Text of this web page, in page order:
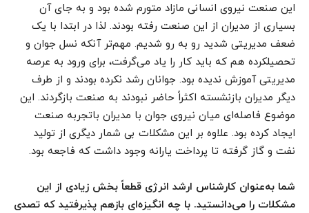
این صنعت نیروی انسانی مازاد متورم شده بود و به جای آن
بسیاری از مدیران از این صنعت رفته بودند. لذا در ابتدا با یک
ضعف مدیریتی شدید رو به رو شدیم. مهم‌تر آنکه نسل جوان و
تحصیلکرده هم که باید کار را یاد می‌گرفت، برای ورود به عرصه
مدیریتی آموزش ندیده بود. جوانان رشد نکرده بودند و از طرف
دیگر مدیران بازنشسته اکثراً حاضر نبودند به صنعت بازگردند. این
موضوع فاصله‌ای میان نیروی جوان با مدیران باتجربه صنعت
ایجاد کرده بود. علاوه بر این مشکلات بی شمار دیگری از تولید
نفت و گاز گرفته تا پرداخت یارانه وجود داشت که فاجعه بود.
شما به‌عنوان کارشناس ارشد انرژی قطعاً بخش زیادی از این
مشکلات را می‌دانستید. با چه انگیزه‌ای بازهم پذیرفتید که تصدی